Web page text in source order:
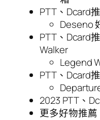
PTT、Dcard
Deseno
PTT、Dcard
Walker
Legend
PTT、Dcard
2023 PTT、
更多好物推薦